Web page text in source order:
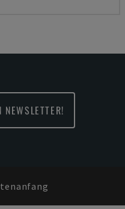
NEWSLETTER!